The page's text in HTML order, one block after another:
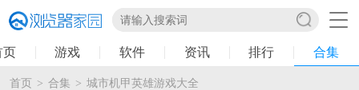
页 游戏 软件 资讯 排行 合集
首页 > 合集 > 城市机甲英雄游戏大全